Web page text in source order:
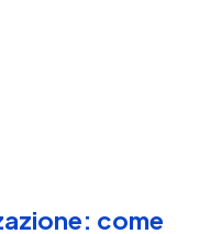
come